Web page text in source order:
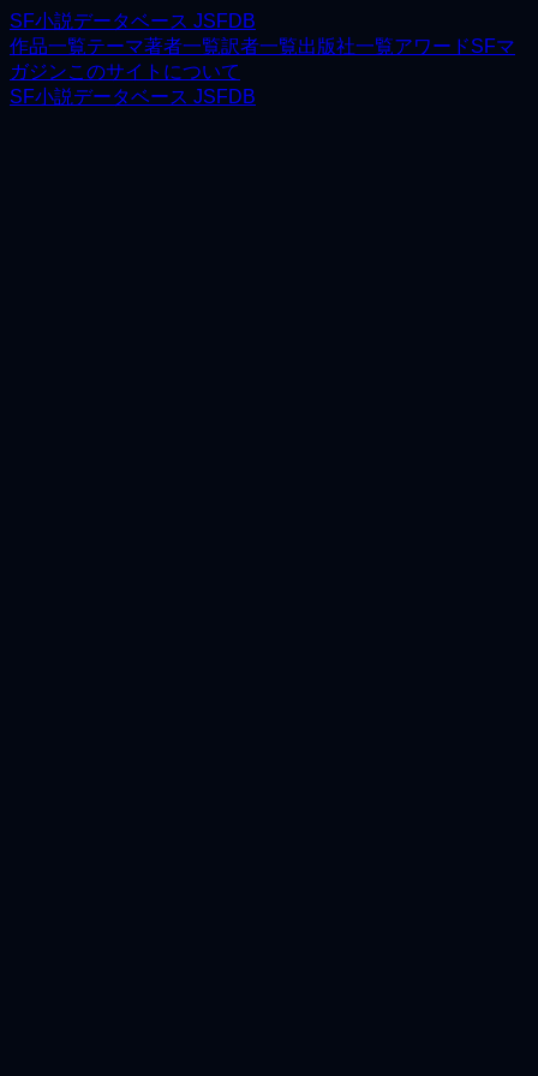
SF小説データベース JSFDB
作品一覧テーマ著者一覧訳者一覧出版社一覧アワードSFマ
ガジンこのサイトについて
SF小説データベース JSFDB